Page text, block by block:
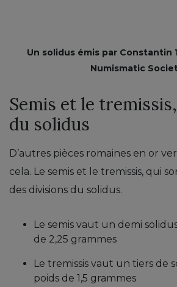
Un solidus émis par Constantin
Numismatic
Semis et le
du solidus
D’autres pièces romaines en or
cela. Le semis et le tremissis, qui
des divisions du solidus.
Le semis vaut un demi
de 2,25 grammes
Le tremissis vaut un tiers de
poids de 1,5 grammes